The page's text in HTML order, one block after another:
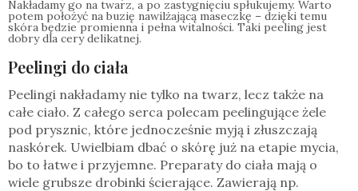
Nakładamy go na twarz, a po zastygnięciu spłukujemy. Warto
potem położyć na buzię nawilżającą maseczkę – dzięki temu
skóra będzie promienna i pełna witalności. Taki peeling jest
dobry dla cery delikatnej.
Peelingi do ciała
Peelingi nakładamy nie tylko na twarz, lecz także na
całe ciało. Z całego serca polecam peelingujące żele
pod prysznic, które jednocześnie myją i złuszczają
naskórek. Uwielbiam dbać o skórę już na etapie mycia,
bo to łatwe i przyjemne. Preparaty do ciała mają o
wiele grubsze drobinki ścierające. Zawierają np.